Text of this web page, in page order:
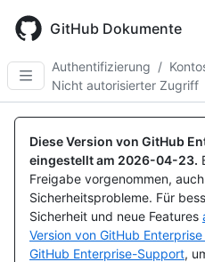
main
content
GitHub Dokumente
Authentifizierung /
Nicht autorisierter Zugriff
Diese Version von GitHub
eingestellt am 2026-04-23.
Freigabe vorgenommen,
Sicherheitsprobleme. Für
Sicherheit und neue Features
Version von GitHub
GitHub Enterprise-Support,